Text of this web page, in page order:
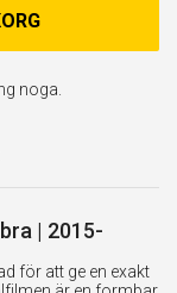
noga.
| 2015-
för att ge en exakt